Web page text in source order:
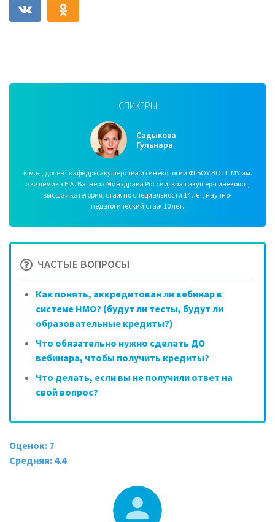
СПИКЕРЫ
Садыкова
Гульнара
к.м.н., доцент кафедры акушерства и гинекологии ФГБОУ ВО ПГМУ им.
академика Е.А. Вагнера Минздрава России, врач акушер-гинеколог,
высшая категория, стаж по специальности 14 лет, научно-
педагогический стаж 10 лет.
ЧАСТЫЕ ВОПРОСЫ
Как понять, аккредитован ли вебинар в
системе НМО? (будут ли тесты, будут ли
образовательные кредиты?)
Что обязательно нужно сделать ДО
вебинара, чтобы получить кредиты?
Что делать, если вы не получили ответ на
свой вопрос?
Оценок: 7
Средняя: 4.4